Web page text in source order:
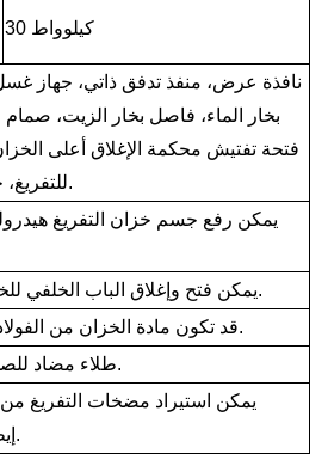
30 كيلوواط
نافذة عرض، منفذ تدفق ذاتي، جهاز
بخار الماء، فاصل بخار الزيت،
فتحة تفتيش محكمة الإغلاق أعلى
للتفريغ، جهاز قفل الباب.
يمكن فتح وإغلاق الباب الخلفي للخزان هيدروليكيًا.
قد تكون مادة الخزان من الفولاذ المقاوم للصدأ.
طلاء مضاد للصدأ داخل الخزان.
يمكن استيراد مضخات التفريغ
إيطالية أو إسبانية.